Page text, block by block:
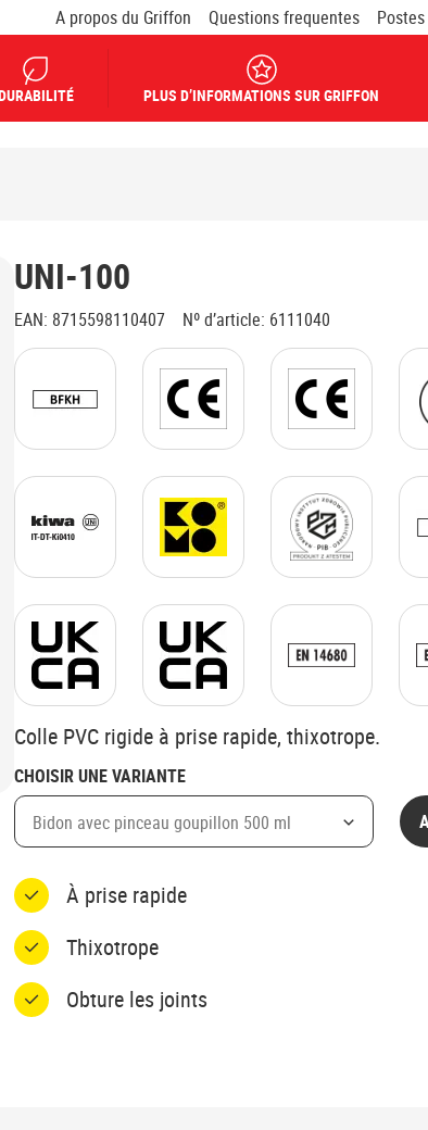
A propos du Griffon Questions frequentes
PLUS D’INFORMATIONS SUR GRIFFON
UNI-100
EAN: 8715598110407 Nº d’article: 6111040
Colle PVC rigide à prise rapide, thixotrope.
CHOISIR UNE VARIANTE
Bidon avec pinceau goupillon 500 ml
À prise rapide
Thixotrope
Obture les joints